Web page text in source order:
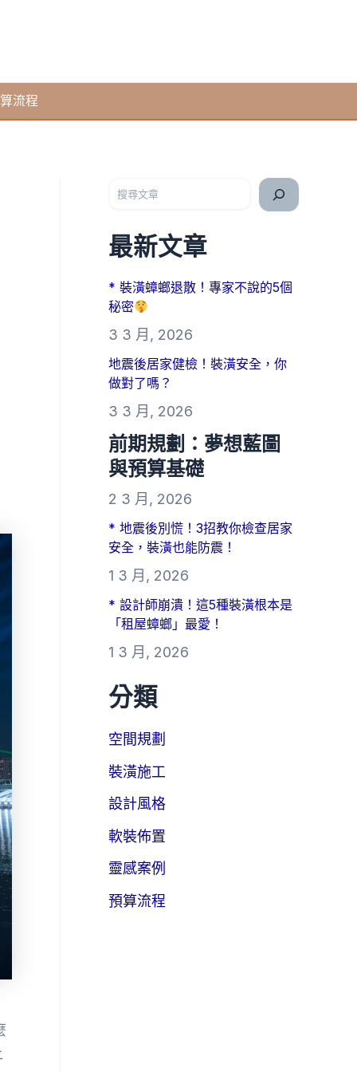
流程
最新文章
* 裝潢蟑螂退散！專家不說的5個
秘密
3 3 月, 2026
地震後居家健檢！裝潢安全，你
做對了嗎？
3 3 月, 2026
前期規劃：夢想藍圖
與預算基礎
2 3 月, 2026
* 地震後別慌！3招教你檢查居家
安全，裝潢也能防震！
1 3 月, 2026
* 設計師崩潰！這5種裝潢根本是
「租屋蟑螂」最愛！
1 3 月, 2026
分類
空間規劃
裝潢施工
設計風格
軟裝佈置
靈感案例
預算流程